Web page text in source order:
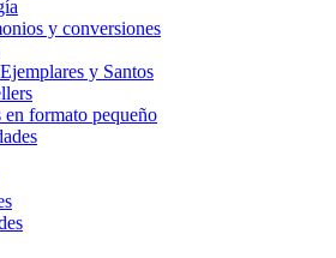
y conversiones
y Santos
formato pequeño